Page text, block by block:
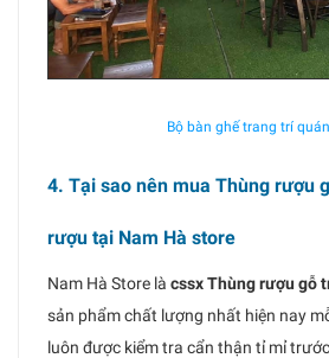
Bộ bàn ghế trang trí
4. Tại sao nên mua Thùng rượu
rượu tại Nam Hà store
Nam Hà Store là cssx Thùng rượu gỗ
sản phẩm chất lượng nhất hiện nay
luôn được kiểm tra cẩn thận tỉ mỉ